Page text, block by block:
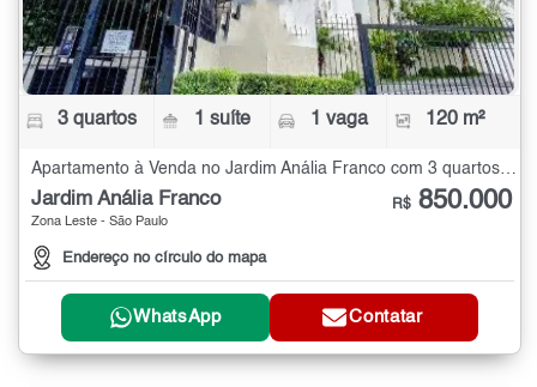
3 quartos 1 suíte 1 vaga 120 m²
Apartamento à Venda no Jardim Anália Franco com 3 quartos - 120 m²
Jardim Anália Franco
Zona Leste - São Paulo
Endereço no círculo do mapa
R$ 850.000
WhatsApp Contatar